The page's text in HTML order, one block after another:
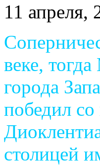
11 апреля,
веке,
города
победил
столицей